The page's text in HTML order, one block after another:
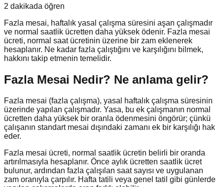
2 dakikada öğren
Fazla mesai, haftalık yasal çalışma süresini aşan çalışmadır
ve normal saatlik ücretten daha yüksek ödenir. Fazla mesai
ücreti, normal saat ücretinin üzerine bir zam eklenerek
hesaplanır. Ne kadar fazla çalıştığını ve karşılığını bilmek,
hakkını takip etmenin temelidir.
Fazla Mesai Nedir? Ne anlama gelir?
Fazla mesai (fazla çalışma), yasal haftalık çalışma süresinin
üzerinde yapılan çalışmadır. Yasa, bu ek çalışmanın normal
ücretten daha yüksek bir oranla ödenmesini öngörür; çünkü
çalışanın standart mesai dışındaki zamanı ek bir karşılığı hak
eder.
Fazla mesai ücreti, normal saatlik ücretin belirli bir oranda
artırılmasıyla hesaplanır. Önce aylık ücretten saatlik ücret
bulunur, ardından fazla çalışılan saat sayısı ve uygulanan
zam oranıyla çarpılır. Hafta tatili veya genel tatil gibi günlerde